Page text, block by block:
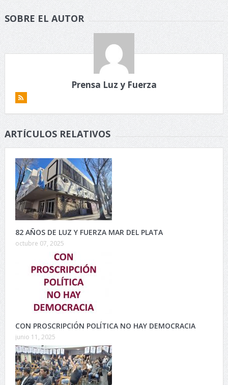
SOBRE EL AUTOR
Prensa Luz y Fuerza
ARTÍCULOS RELATIVOS
82 AÑOS DE LUZ Y FUERZA MAR DEL PLATA
octubre 07, 2025
CON PROSCRIPCIÓN POLÍTICA NO HAY DEMOCRACIA
junio 11, 2025